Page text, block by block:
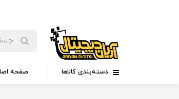
دسته‌بندی کالاها صفحه